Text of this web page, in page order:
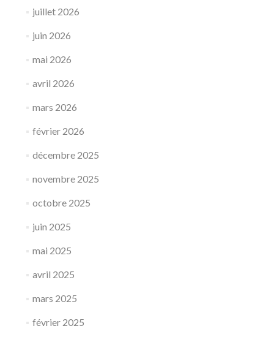
juillet 2026
juin 2026
mai 2026
avril 2026
mars 2026
février 2026
décembre 2025
novembre 2025
octobre 2025
juin 2025
mai 2025
avril 2025
mars 2025
février 2025